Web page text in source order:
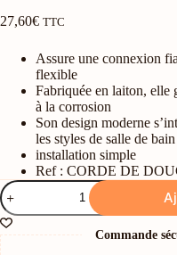
27,60€ TTC
Assure une connexion
flexible
Fabriquée en laiton, elle
à la corrosion
Son design moderne
les styles de salle de bain
installation simple
Ref : CORDE DE
quantité
de
CORDE
DE
DOUCHE
Commande